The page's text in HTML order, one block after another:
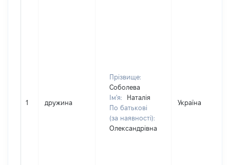
1 дружина
Прізвище:
Соболева
Ім'я:
Наталія
По батькові
(за наявності):
Олександрівна
Україна